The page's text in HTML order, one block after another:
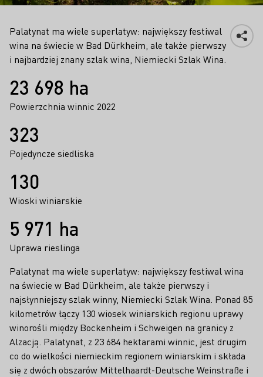
Palatynat ma wiele superlatyw: największy festiwal
wina na świecie w Bad Dürkheim, ale także pierwszy
i najbardziej znany szlak wina, Niemiecki Szlak Wina.
Fakty
23 698 ha
Powierzchnia winnic 2022
323
Pojedyncze siedliska
130
Wioski winiarskie
5 971 ha
Uprawa rieslinga
Palatynat ma wiele superlatyw: największy festiwal wina
na świecie w Bad Dürkheim, ale także pierwszy i
najsłynniejszy szlak winny, Niemiecki Szlak Wina. Ponad 85
kilometrów łączy 130 wiosek winiarskich regionu uprawy
winorośli między Bockenheim i Schweigen na granicy z
Alzacją. Palatynat, z 23 684 hektarami winnic, jest drugim
co do wielkości niemieckim regionem winiarskim i składa
się z dwóch obszarów Mittelhaardt-Deutsche Weinstraße i